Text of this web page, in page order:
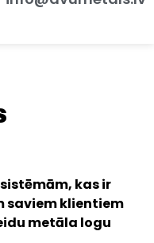
kas ir
saviem klientiem
metāla logu